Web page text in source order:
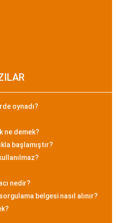
oynadı?
ne demek?
başlamıştır?
nedir?
belgesi nasıl alınır?